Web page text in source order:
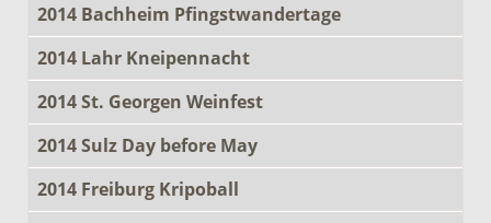
2014 Bachheim Pfingstwandertage
2014 Lahr Kneipennacht
2014 St. Georgen Weinfest
2014 Sulz Day before May
2014 Freiburg Kripoball